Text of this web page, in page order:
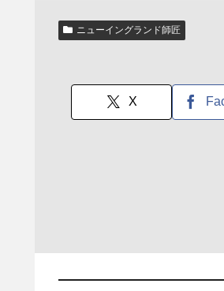
ニューイングランド師匠
X